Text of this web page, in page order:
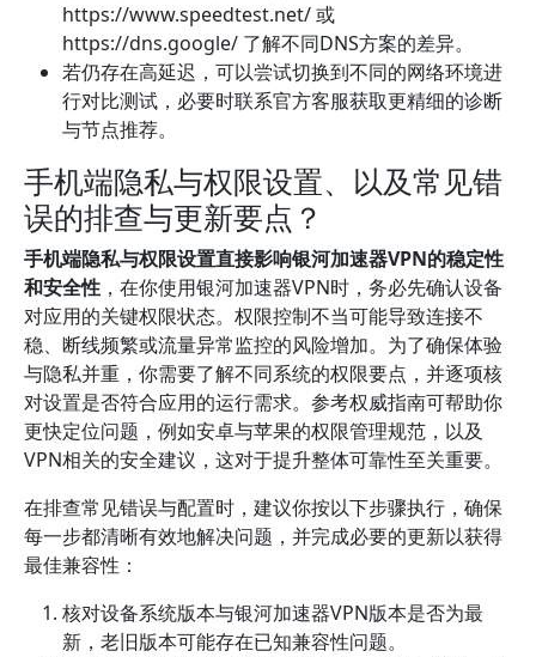
https://www.speedtest.net/ 或
https://dns.google/ 了解不同DNS方案的差异。
若仍存在高延迟，可以尝试切换到不同的网络环境进
行对比测试，必要时联系官方客服获取更精细的诊断
与节点推荐。
手机端隐私与权限设置、以及常见错
误的排查与更新要点？
手机端隐私与权限设置直接影响银河加速器VPN的稳定性
和安全性 ，在你使用银河加速器VPN时，务必先确认设备
对应用的关键权限状态。权限控制不当可能导致连接不
稳、断线频繁或流量异常监控的风险增加。为了确保体验
与隐私并重，你需要了解不同系统的权限要点，并逐项核
对设置是否符合应用的运行需求。参考权威指南可帮助你
更快定位问题，例如安卓与苹果的权限管理规范，以及
VPN相关的安全建议，这对于提升整体可靠性至关重要。
在排查常见错误与配置时，建议你按以下步骤执行，确保
每一步都清晰有效地解决问题，并完成必要的更新以获得
最佳兼容性：
核对设备系统版本与银河加速器VPN版本是否为最
新，老旧版本可能存在已知兼容性问题。